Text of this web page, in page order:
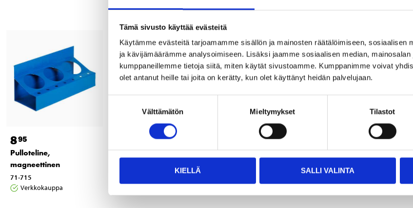
Tämä sivusto käyttää evästeitä
Käytämme evästeitä tarjoamamme sisällön ja mainosten räätälöimiseen, sosiaalisen
ja kävijämäärämme analysoimiseen. Lisäksi jaamme sosiaalisen median,
kumppaneillemme tietoja siitä, miten käytät sivustoamme. Kumppanimme voivat
olet antanut heille tai joita on kerätty, kun olet käyttänyt heidän palvelujaan.
Välttämätön Mieltymykset Tilastot
KIELLÄ SALLI VALINTA
895
Pulloteline,
magneettinen
71-715
Verkkokauppa
Pyöränmutterihylsyt, 4
Magneettikulho, ∅150
Magneettikoukut,